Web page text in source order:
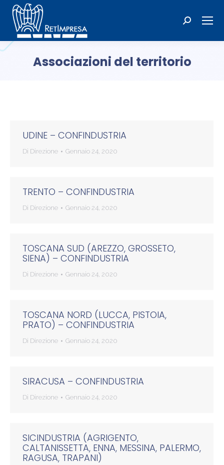
Cerca:
Associazioni del territorio
UDINE – CONFINDUSTRIA
Di Direzione Gennaio 24, 2020
TRENTO – CONFINDUSTRIA
Di Direzione Gennaio 24, 2020
TOSCANA SUD (AREZZO, GROSSETO,
SIENA) – CONFINDUSTRIA
Di Direzione Gennaio 24, 2020
TOSCANA NORD (LUCCA, PISTOIA,
PRATO) – CONFINDUSTRIA
Di Direzione Gennaio 24, 2020
SIRACUSA – CONFINDUSTRIA
Di Direzione Gennaio 24, 2020
SICINDUSTRIA (AGRIGENTO,
CALTANISSETTA, ENNA, MESSINA, PALERMO,
RAGUSA, TRAPANI)